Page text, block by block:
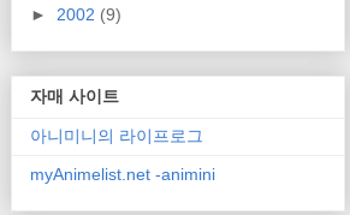
► 2002 (9)
자매 사이트
아니미니의 라이프로그
myAnimelist.net -animini